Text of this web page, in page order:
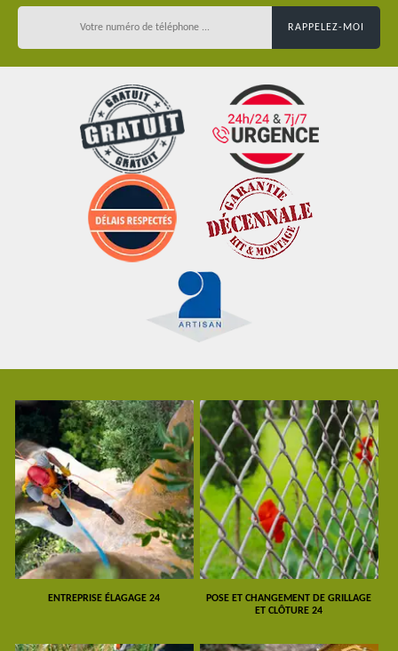
ENTREPRISE ÉLAGAGE 24
POSE ET CHANGEMENT DE GRILLAGE
ET CLÔTURE 24